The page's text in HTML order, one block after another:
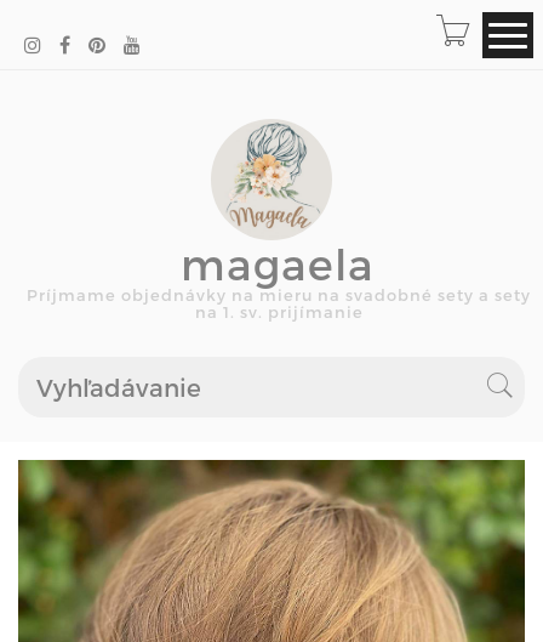
magaela
Príjmame objednávky na mieru na svadobné sety a sety
na 1. sv. prijímanie